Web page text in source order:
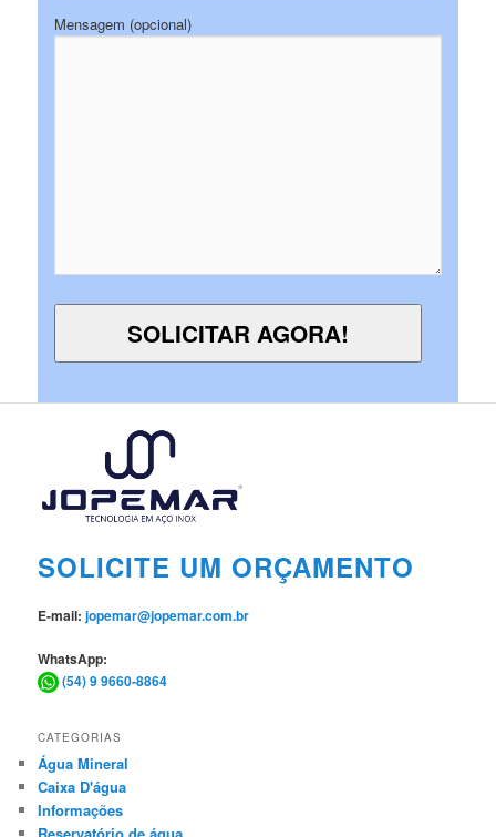
Mensagem (opcional)
SOLICITE UM ORÇAMENTO
E-mail:jopemar@jopemar.com.br
WhatsApp:
(54) 9 9660-8864
CATEGORIAS
Água Mineral
Caixa D'água
Informações